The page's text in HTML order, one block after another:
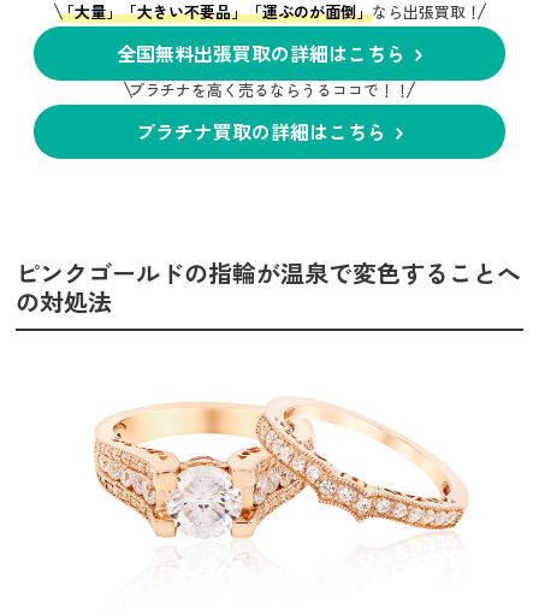
「大量」「大きい不要品」「運ぶのが面倒」なら出張買取！
全国無料出張買取の詳細はこちら
プラチナを高く売るならうるココで！！
プラチナ買取の詳細はこちら
ピンクゴールドの指輪が温泉で変色することへ
の対処法